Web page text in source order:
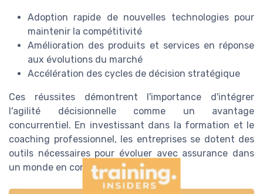
Adoption rapide de nouvelles technologies pour
maintenir la compétitivité
Amélioration des produits et services en réponse
aux évolutions du marché
Accélération des cycles de décision stratégique
Ces réussites démontrent l'importance d'intégrer
l'agilité décisionnelle comme un avantage
concurrentiel. En investissant dans la formation et le
coaching professionnel, les entreprises se dotent des
outils nécessaires pour évoluer avec assurance dans
un monde en constante mutation.